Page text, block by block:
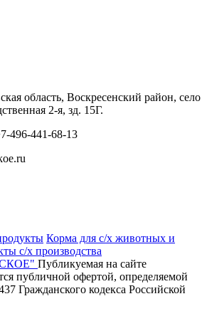
область, Воскресенский район, село
2-я, зд. 15Г.
496-441-68-13
Корма для с/х животных и
с/х производства
Публикуемая на сайте
публичной офертой, определяемой
Гражданского кодекса Российской